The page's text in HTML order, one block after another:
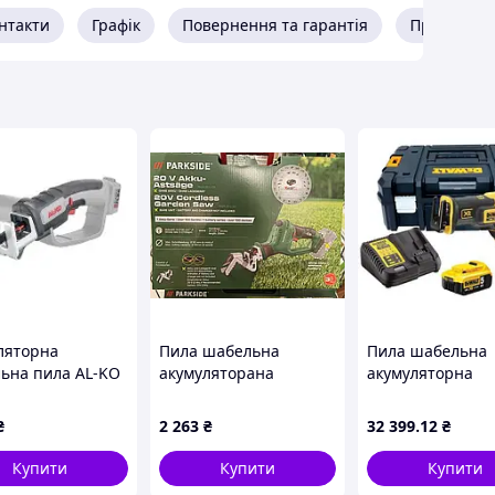
Графік Повернення та гарантія Про
пила AL-KO
Купити
Пила шабельна
акумуляторана
20-Li D3
2 263 ₴
Купити
Пила шабельна
акумуляторна
DCS367P2
32 399.12 ₴
Купити